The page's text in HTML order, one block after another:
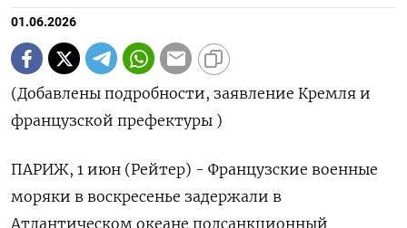
01.06.2026
(Добавлены подробности, заявление Кремля и
французской префектуры )
ПАРИЖ, 1 июн (Рейтер) - Французские военные
моряки в воскресенье задержали в
Атлантическом океане подсанкционный